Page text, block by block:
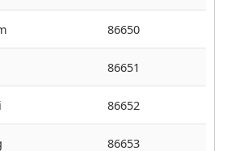
86650
86651
86652
86653